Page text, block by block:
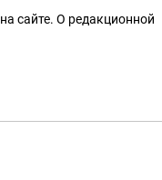
на сайте. О редакционной